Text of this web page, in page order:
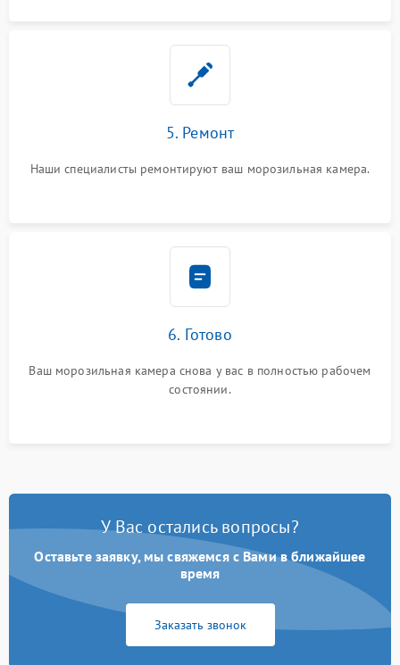
5. Ремонт
Наши специалисты ремонтируют ваш морозильная камера.
6. Готово
Ваш морозильная камера снова у вас в полностью рабочем
состоянии.
У Вас остались вопросы?
Оставьте заявку, мы свяжемся с Вами в ближайшее
время
Заказать звонок